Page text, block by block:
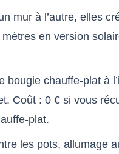
mur à l’autre, elles
en version
chauffe-plat à
Coût : 0 € si vous
plat.
les pots, allumage